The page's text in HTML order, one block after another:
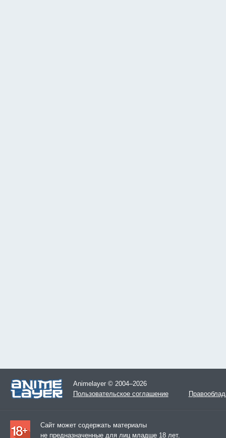
Animelayer © 2004–2026
Пользовательское соглашение
Сайт может содержать материалы
не предназначенные для лиц младше 18 лет.